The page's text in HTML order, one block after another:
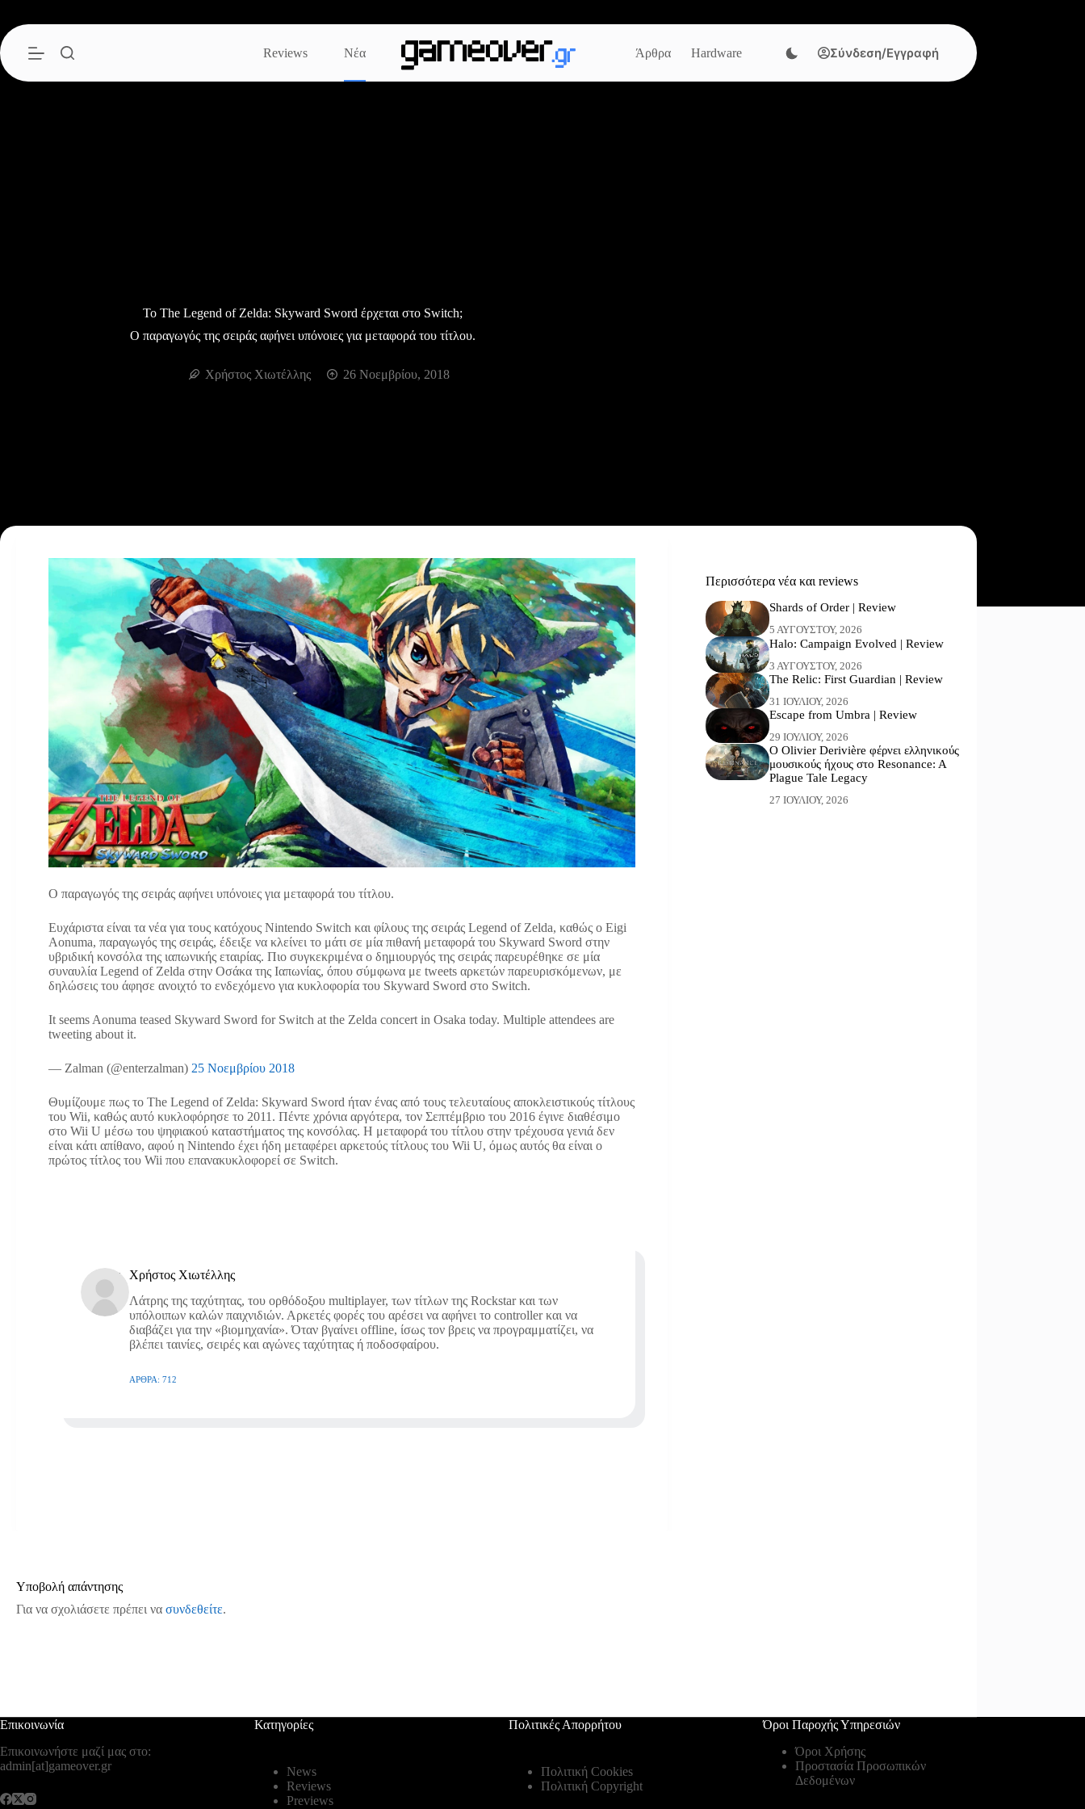
περιεχόμενο
Reviews
Νέα Άρθρα Hardware Σύνδεση/Εγγραφή
Το The Legend of Zelda: Skyward Sword έρχεται στο Switch;
Ο παραγωγός της σειράς αφήνει υπόνοιες για μεταφορά του τίτλου.
Χρήστος Χιωτέλλης 26 Νοεμβρίου, 2018
Ο παραγωγός της σειράς αφήνει υπόνοιες για μεταφορά του τίτλου.
Ευχάριστα είναι τα νέα για τους κατόχους Nintendo Switch και φίλους της σειράς Legend of Zelda, καθώς ο Eigi
Aonuma, παραγωγός της σειράς, έδειξε να κλείνει το μάτι σε μία πιθανή μεταφορά του Skyward Sword στην
υβριδική κονσόλα της ιαπωνικής εταιρίας. Πιο συγκεκριμένα ο δημιουργός της σειράς παρευρέθηκε σε μία
συναυλία Legend of Zelda στην Οσάκα της Ιαπωνίας, όπου σύμφωνα με tweets αρκετών παρευρισκόμενων, με
δηλώσεις του άφησε ανοιχτό το ενδεχόμενο για κυκλοφορία του Skyward Sword στο Switch.
It seems Aonuma teased Skyward Sword for Switch at the Zelda concert in Osaka today. Multiple attendees are
tweeting about it.
— Zalman (@enterzalman) 25 Νοεμβρίου 2018
Θυμίζουμε πως το The Legend of Zelda: Skyward Sword ήταν ένας από τους τελευταίους αποκλειστικούς τίτλους
του Wii, καθώς αυτό κυκλοφόρησε το 2011. Πέντε χρόνια αργότερα, τον Σεπτέμβριο του 2016 έγινε διαθέσιμο
στο Wii U μέσω του ψηφιακού καταστήματος της κονσόλας. Η μεταφορά του τίτλου στην τρέχουσα γενιά δεν
είναι κάτι απίθανο, αφού η Nintendo έχει ήδη μεταφέρει αρκετούς τίτλους του Wii U, όμως αυτός θα είναι ο
πρώτος τίτλος του Wii που επανακυκλοφορεί σε Switch.
Χρήστος Χιωτέλλης
Λάτρης της ταχύτητας, του ορθόδοξου multiplayer, των τίτλων της Rockstar και των
υπόλοιπων καλών παιχνιδιών. Αρκετές φορές του αρέσει να αφήνει το controller και να
διαβάζει για την «βιομηχανία». Όταν βγαίνει offline, ίσως τον βρεις να προγραμματίζει, να
βλέπει ταινίες, σειρές και αγώνες ταχύτητας ή ποδοσφαίρου.
ΆΡΘΡΑ: 712
Περισσότερα νέα και reviews
Shards of Order | Review
5 ΑΥΓΟΎΣΤΟΥ, 2026
Halo: Campaign Evolved | Review
3 ΑΥΓΟΎΣΤΟΥ, 2026
The Relic: First Guardian | Review
31 ΙΟΥΛΊΟΥ, 2026
Escape from Umbra | Review
29 ΙΟΥΛΊΟΥ, 2026
Ο Olivier Derivière φέρνει ελληνικούς
μουσικούς ήχους στο Resonance: A
Plague Tale Legacy
27 ΙΟΥΛΊΟΥ, 2026
Υποβολή απάντησης
Για να σχολιάσετε πρέπει να συνδεθείτε.
Επικοινωνία
Επικοινωνήστε μαζί μας στο:
admin[at]gameover.gr
Κατηγορίες
News
Reviews
Previews
Πολιτικές Απορρήτου
Πολιτική Cookies
Πολιτική Copyright
Όροι Παροχής Υπηρεσιών
Όροι Χρήσης
Προστασία Προσωπικών
Δεδομένων